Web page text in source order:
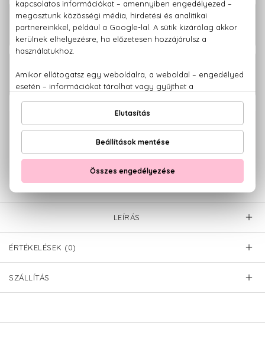
Alien Goddess Eau De Parfum
Utántöltő 100 ml
32.710 Ft
Alien Goddess Eau De Parfum Intense
tól
100% eredeti termékek,14 napos visszaküldési garanciával
Kérdésed van, elakadtál? Hívd ügyfélszolgálatunkat:+36 20
LEÍRÁS
ÉRTÉKELÉSEK (0)
SZÁLLÍTÁS